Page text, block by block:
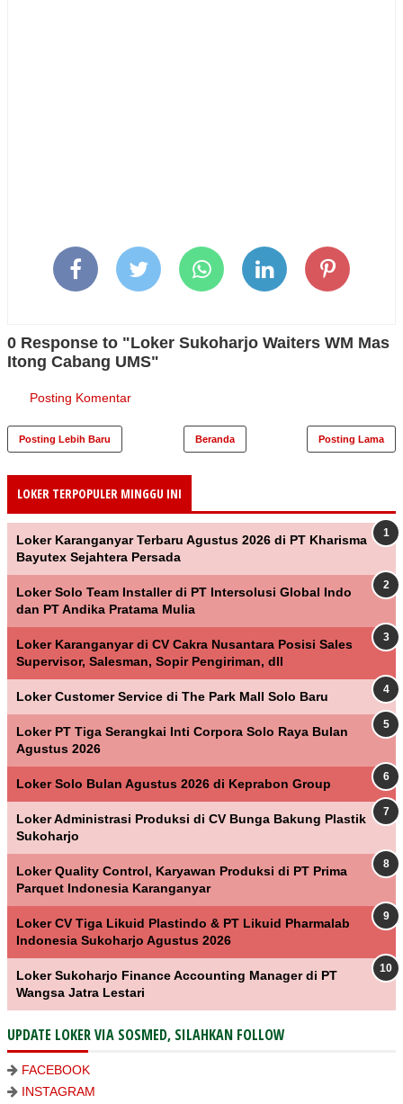
0 Response to "Loker Sukoharjo Waiters WM Mas
Itong Cabang UMS"
Posting Komentar
Posting Lebih Baru Posting Lama
Beranda
LOKER TERPOPULER MINGGU INI
Loker Karanganyar Terbaru Agustus 2026 di PT Kharisma
Bayutex Sejahtera Persada
Loker Solo Team Installer di PT Intersolusi Global Indo
dan PT Andika Pratama Mulia
Loker Karanganyar di CV Cakra Nusantara Posisi Sales
Supervisor, Salesman, Sopir Pengiriman, dll
Loker Customer Service di The Park Mall Solo Baru
Loker PT Tiga Serangkai Inti Corpora Solo Raya Bulan
Agustus 2026
Loker Solo Bulan Agustus 2026 di Keprabon Group
Loker Administrasi Produksi di CV Bunga Bakung Plastik
Sukoharjo
Loker Quality Control, Karyawan Produksi di PT Prima
Parquet Indonesia Karanganyar
Loker CV Tiga Likuid Plastindo & PT Likuid Pharmalab
Indonesia Sukoharjo Agustus 2026
Loker Sukoharjo Finance Accounting Manager di PT
Wangsa Jatra Lestari
UPDATE LOKER VIA SOSMED, SILAHKAN FOLLOW
FACEBOOK
INSTAGRAM